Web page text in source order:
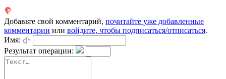
Добавьте свой комментарий, почитайте уже добавленные
комментарии или войдите, чтобы подписаться/отписаться.
Имя:
Результат операции: